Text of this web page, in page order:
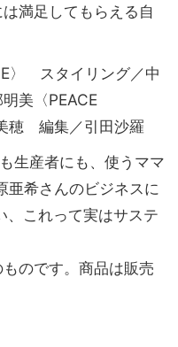
満足してもらえる自
〉 スタイリング／中
美〈PEACE
穂 編集／引田沙羅
生産者にも、使うママ
希さんのビジネスに
、これって実はサステ
のです。商品は販売